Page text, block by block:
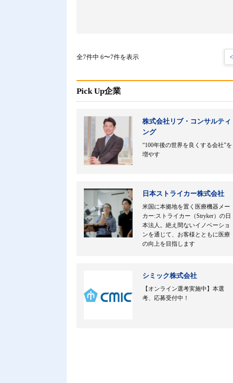
全7件中 6〜7件を表示 <
Pick Up企業
株式会社リブ・コンサルティ
ング
“100年後の世界を良くする会社”を
増やす
日本ストライカー株式会社
米国に本拠地を置く医療機器メー
カー:ストライカー（Stryker）の日
本法人。絶え間ないイノベーショ
ンを通じて、お客様とともに医療
の向上を目指します
シミック株式会社
【オンライン選考実施中】本選
考、応募受付中！